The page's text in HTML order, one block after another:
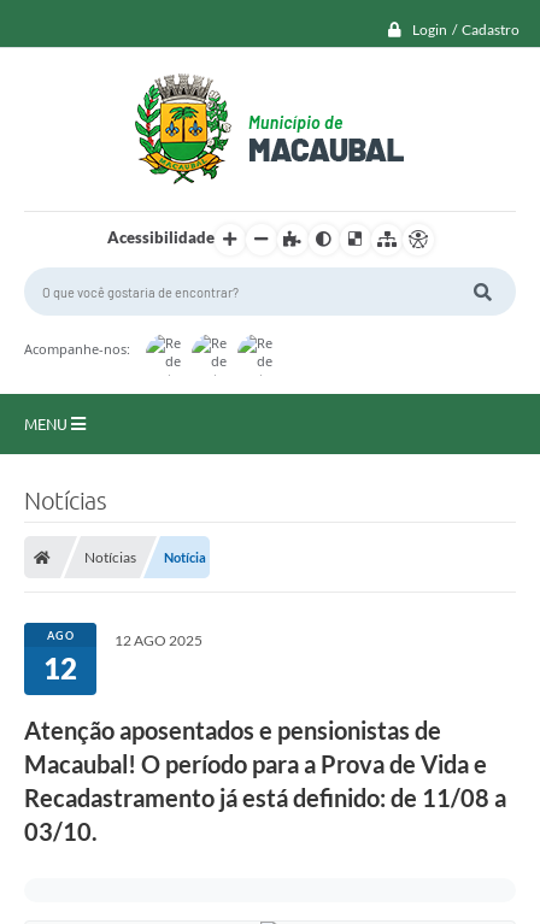
Login / Cadastro
Acessibilidade
Acompanhe-nos:
MENU
Macaubal
Administração
Transparência
Agenda Eventos
Diário Oficial
Notícias
Notícias Notícia
AGO
12
12 AGO 2025
Atenção aposentados e pensionistas de
Macaubal! O período para a Prova de Vida e
Recadastramento já está definido: de 11/08 a
03/10.